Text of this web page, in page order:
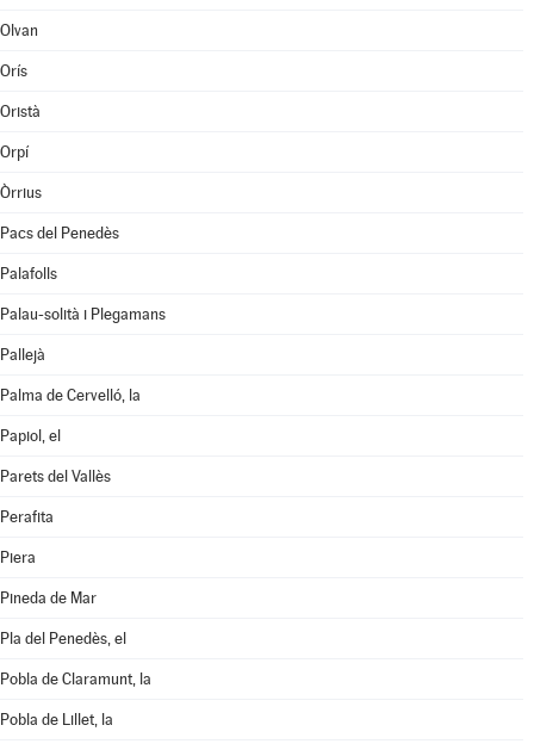
Olvan
Orís
Oristà
Orpí
Òrrius
Pacs del Penedès
Palafolls
Palau-solità i Plegamans
Pallejà
Palma de Cervelló, la
Papiol, el
Parets del Vallès
Perafita
Piera
Pineda de Mar
Pla del Penedès, el
Pobla de Claramunt, la
Pobla de Lillet, la